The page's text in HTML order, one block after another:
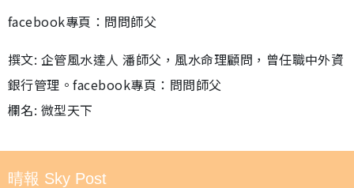
facebook專頁：問問師父
撰文: 企管風水達人 潘師父，風水命理顧問，曾任職中外資
銀行管理。facebook專頁：問問師父
欄名: 微型天下
晴報 Sky Post